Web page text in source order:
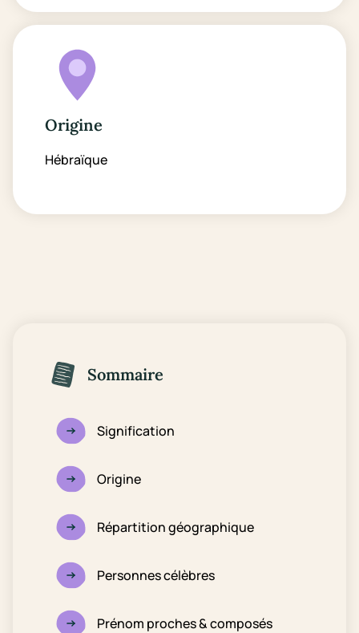
Origine
Hébraïque
Sommaire
Signification
Origine
Répartition géographique
Personnes célèbres
Prénom proches & composés